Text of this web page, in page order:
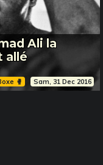
Ali la
allé
🥊 Sam, 31 Dec 2016